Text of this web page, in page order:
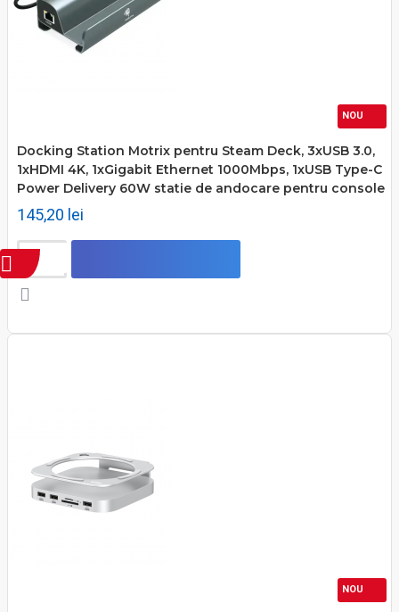
NOU
Docking Station Motrix pentru Steam Deck, 3xUSB 3.0,
1xHDMI 4K, 1xGigabit Ethernet 1000Mbps, 1xUSB Type-C
Power Delivery 60W statie de andocare pentru console
145,20 lei
NOU